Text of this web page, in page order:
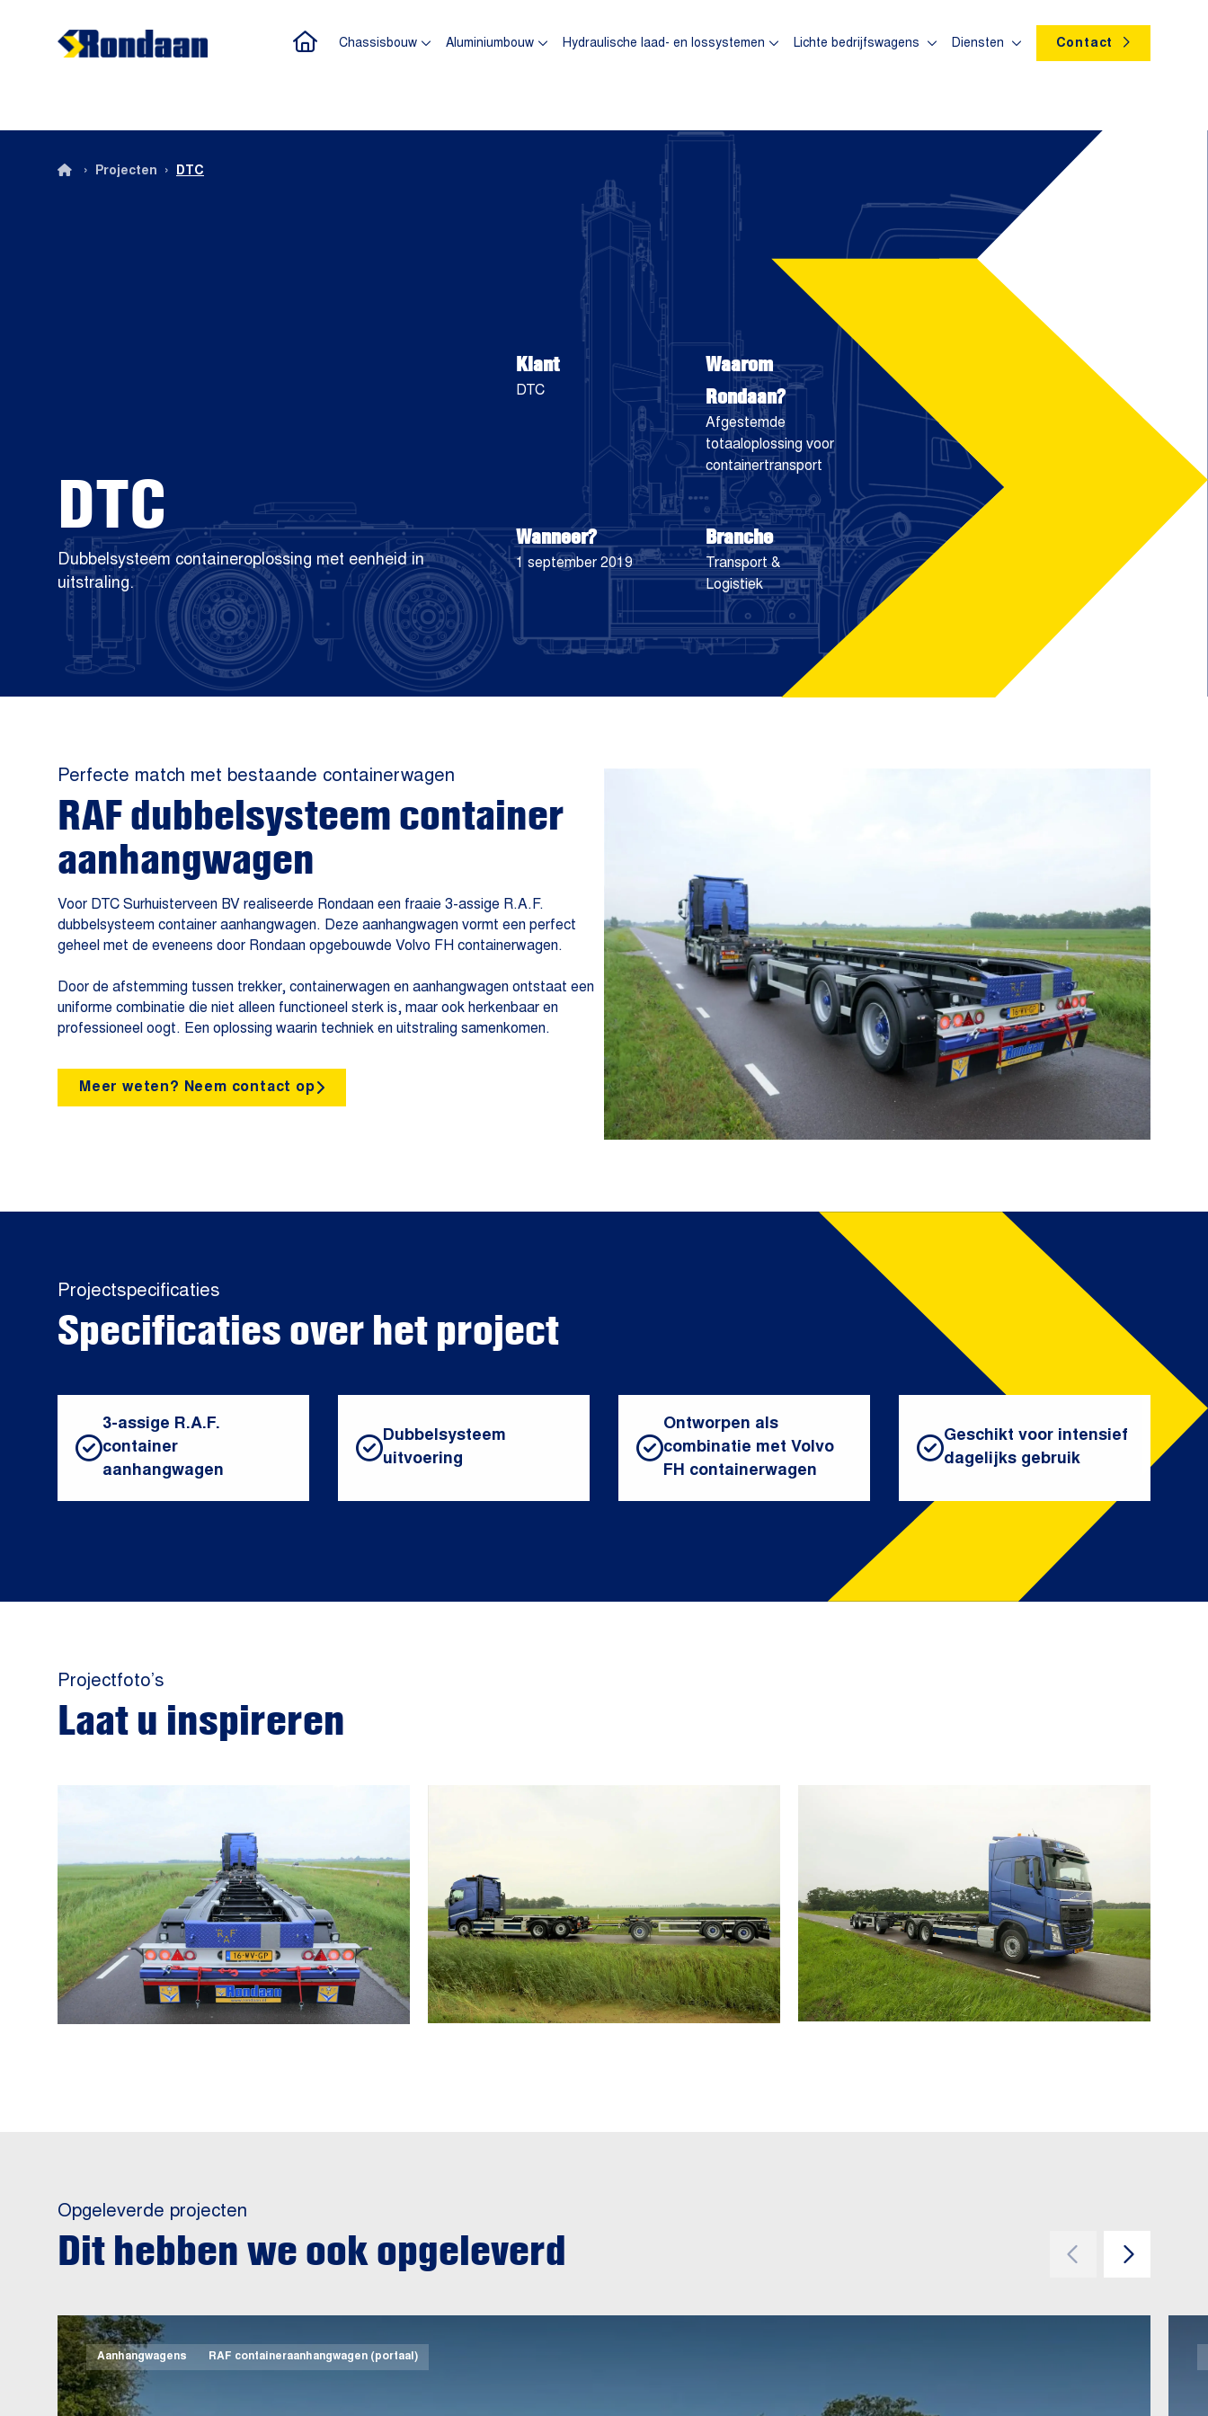
Naar de homepagina
Chassisbouw Aluminiumbouw Hydraulische laad- en lossystemen Lichte bedrijfswagens Diensten Contact
DTC
Dubbelsysteem containeroplossing met eenheid in
uitstraling.
› Projecten › DTC
Klant
DTC
Waarom
Rondaan?
Afgestemde
totaaloplossing voor
containertransport
Wanneer?
1 september 2019
Branche
Transport &
Logistiek
Perfecte match met bestaande containerwagen
RAF dubbelsysteem container
aanhangwagen
Voor DTC Surhuisterveen BV realiseerde Rondaan een fraaie 3-assige R.A.F.
dubbelsysteem container aanhangwagen. Deze aanhangwagen vormt een perfect
geheel met de eveneens door Rondaan opgebouwde Volvo FH containerwagen.
Door de afstemming tussen trekker, containerwagen en aanhangwagen ontstaat een
uniforme combinatie die niet alleen functioneel sterk is, maar ook herkenbaar en
professioneel oogt. Een oplossing waarin techniek en uitstraling samenkomen.
Meer weten? Neem contact op
Projectspecificaties
Specificaties over het project
3-assige R.A.F.
container
aanhangwagen
Dubbelsysteem
uitvoering
Ontworpen als
combinatie met Volvo
FH containerwagen
Geschikt voor intensief
dagelijks gebruik
Projectfoto’s
Laat u inspireren
Opgeleverde projecten
Dit hebben we ook opgeleverd
Aanhangwagens RAF containeraanhangwagen (portaal)